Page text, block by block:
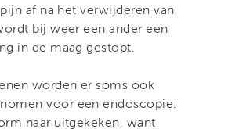
af na het verwijderen van
bij weer een ander een
in de maag gestopt.
worden er soms ook
voor een endoscopie.
naar uitgekeken, want